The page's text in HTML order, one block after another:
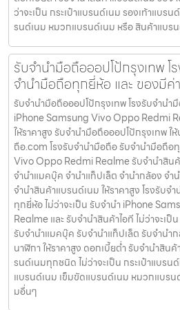
ว่าจะเป็น กระเป๋าแบรนด์เนม รองเท้าแบร
รนด์เนม หมวกแบรนด์เนม หรือ สินค้าแบร
รับจำนำมือถือออปโป้กรุงเทพ โ
จำนำมือถือทุกยี่ห้อ และ ของมีค่
รับจำนำมือถือออปโป้กรุงเทพ โรงรับจำน
iPhone Samsung Vivo Oppo Redmi
ให้ราคาสูง รับจำนำมือถือออปโป้กรุงเทพ ใ
ถือ.com โรงรับจำนำมือถือ รับจำนำมือถื
Vivo Oppo Redmi Realme รับจำนำสินค้
จำนำแมคบุ๊ค จำนำแท็ปเล็ต จำนำกล้อง จำ
จำนำสินค้าแบรนด์เนม ให้ราคาสูง โรงรับ
ทุกยี่ห้อ ไม่ว่าจะเป็น รับจำนำ iPhone
Realme และ รับจำนำสินค้าไอที ไม่ว่าจะเป็
รับจำนำแมคบุ๊ค รับจำนำแท็ปเล็ต รับจำนำ
นาฬิกา ให้ราคาสูง ดอกเบี้ยต่ำ รับจำนำสิน
รนด์เนมทุกชนิด ไม่ว่าจะเป็น กระเป๋าแบรน
แบรนด์เนม เข็มขัดแบรนด์เนม หมวกแบรน
มอื่นๆ